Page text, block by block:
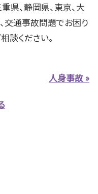
県、静岡県、東京、大
交通事故問題でお困り
談ください。
人身事故 »